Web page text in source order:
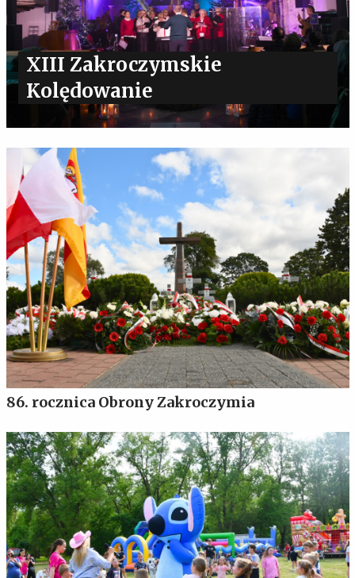
XIII Zakroczymskie
Kolędowanie
86. rocznica Obrony Zakroczymia